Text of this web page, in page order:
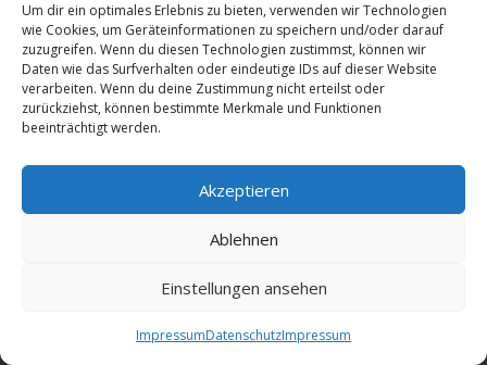
Um dir ein optimales Erlebnis zu bieten, verwenden wir Technologien
wie Cookies, um Geräteinformationen zu speichern und/oder darauf
zuzugreifen. Wenn du diesen Technologien zustimmst, können wir
Daten wie das Surfverhalten oder eindeutige IDs auf dieser Website
verarbeiten. Wenn du deine Zustimmung nicht erteilst oder
zurückziehst, können bestimmte Merkmale und Funktionen
beeinträchtigt werden.
Akzeptieren
Ablehnen
Einstellungen ansehen
ImpressumDatenschutzImpressum
© NewDEF 2026
Kontakt
Impressum
Datenschutz